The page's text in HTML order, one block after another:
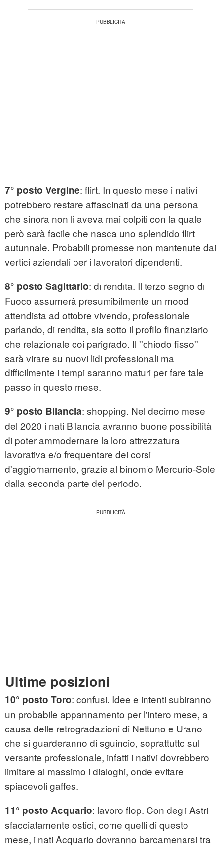
7° posto Vergine: flirt. In questo mese i nativi
potrebbero restare affascinati da una persona
che sinora non li aveva mai colpiti con la quale
però sarà facile che nasca uno splendido flirt
autunnale. Probabili promesse non mantenute dai
vertici aziendali per i lavoratori dipendenti.
8° posto Sagittario: di rendita. Il terzo segno di
Fuoco assumerà presumibilmente un mood
attendista ad ottobre vivendo, professionale
parlando, di rendita, sia sotto il profilo finanziario
che relazionale coi parigrado. Il ''chiodo fisso''
sarà virare su nuovi lidi professionali ma
difficilmente i tempi saranno maturi per fare tale
passo in questo mese.
9° posto Bilancia: shopping. Nel decimo mese
del 2020 i nati Bilancia avranno buone possibilità
di poter ammodernare la loro attrezzatura
lavorativa e/o frequentare dei corsi
d'aggiornamento, grazie al binomio Mercurio-Sole
dalla seconda parte del periodo.
Ultime posizioni
10° posto Toro: confusi. Idee e intenti subiranno
un probabile appannamento per l'intero mese, a
causa delle retrogradazioni di Nettuno e Urano
che si guarderanno di sguincio, soprattutto sul
versante professionale, infatti i nativi dovrebbero
limitare al massimo i dialoghi, onde evitare
spiacevoli gaffes.
11° posto Acquario: lavoro flop. Con degli Astri
sfacciatamente ostici, come quelli di questo
mese, i nati Acquario dovranno barcamenarsi tra